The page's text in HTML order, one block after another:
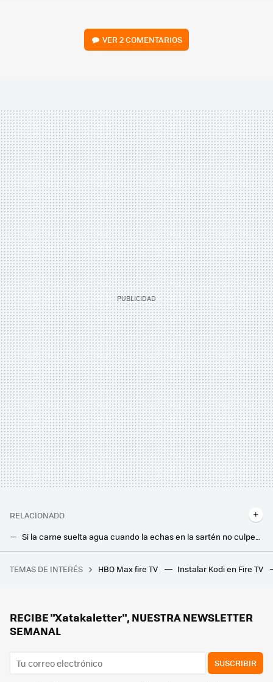
VER2 COMENTARIOS
RELACIONADO
No metas los trapos de cocina sucios en la lavadora: este truco los deja limpios, desinfectados y libres de olores. Parecen nuevos
'La casa del dragón' recupera un elemento clave de los libros de George R.R. Martin que 'Juego de Tronos' decidió eliminar
TEMAS DE INTERÉS HBO Max fire TV Instalar Kodi en Fire TV
RECIBE "Xatakaletter", NUESTRA NEWSLETTER
SEMANAL
SUSCRIBIR